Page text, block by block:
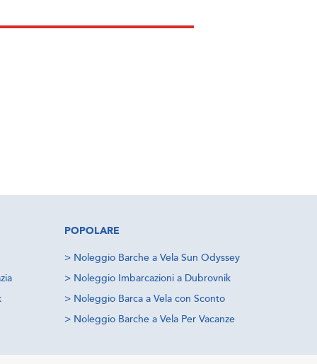
POPOLARE
> Noleggio Barche a Vela Sun Odyssey
> Noleggio Imbarcazioni a Dubrovnik
> Noleggio Barca a Vela con Sconto
> Noleggio Barche a Vela Per Vacanze